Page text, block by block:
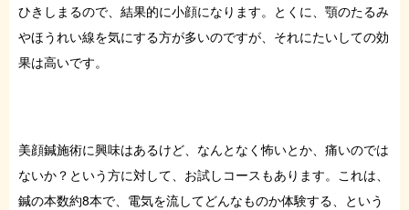
ひきしまるので、結果的に小顔になります。とくに、顎のたるみ
やほうれい線を気にする方が多いのですが、それにたいしての効
果は高いです。
美顔鍼施術に興味はあるけど、なんとなく怖いとか、痛いのでは
ないか？という方に対して、お試しコースもあります。これは、
鍼の本数約8本で、電気を流してどんなものか体験する、という